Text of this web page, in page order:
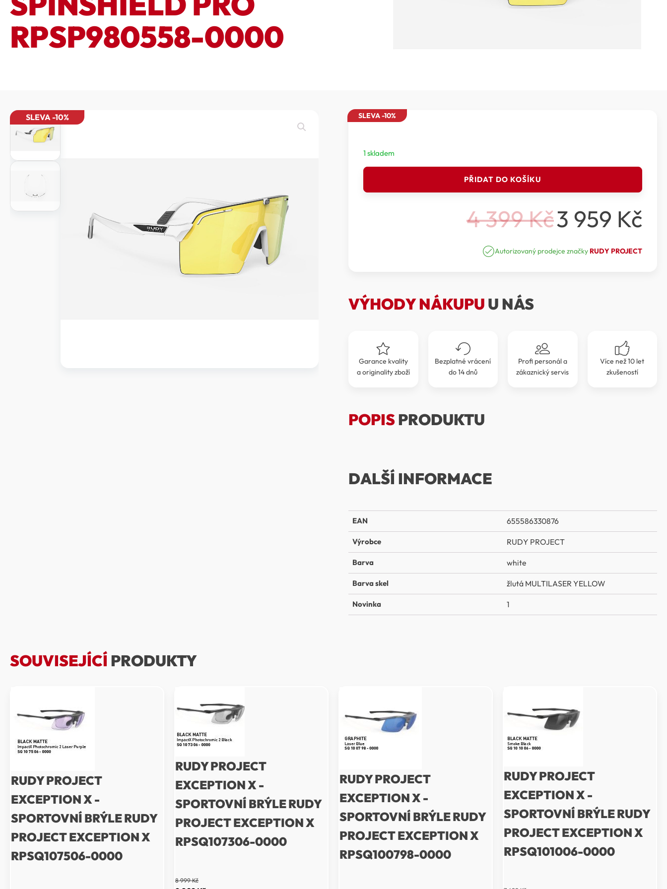
RPSP980558-0000
SLEVA -10% SLEVA -10%
1 skladem
SPINSHIELD
množství
PŘIDAT DO KOŠÍKU
4 399Kč
Původní
cena
4
3 959 Kč
Aktuální
cena
3
Autorizovaný prodejce značky RUDY PROJECT
VÝHODY NÁKUPU U NÁS
Garance kvality
a originality zboží
Bezplatné vrácení
do 14 dnů
Profi personál a
zákaznický servis
Více než 10 let
zkušeností
POPISPRODUKTU
DALŠÍ INFORMACE
EAN 655586330876
Výrobce RUDY PROJECT
Barva white
Barva skel žlutá MULTILASER YELLOW
Novinka 1
SOUVISEJÍCÍ PRODUKTY
RUDY PROJECT
EXCEPTION X -
SPORTOVNÍ BRÝLE RUDY
PROJECT EXCEPTION X
RPSQ107506-0000
RUDY PROJECT
EXCEPTION X -
SPORTOVNÍ BRÝLE RUDY
PROJECT EXCEPTION X
RPSQ107306-0000
8 999Kč
RUDY PROJECT
EXCEPTION X -
SPORTOVNÍ BRÝLE RUDY
PROJECT EXCEPTION X
RPSQ100798-0000
RUDY PROJECT
EXCEPTION X -
SPORTOVNÍ BRÝLE RUDY
PROJECT EXCEPTION X
RPSQ101006-0000